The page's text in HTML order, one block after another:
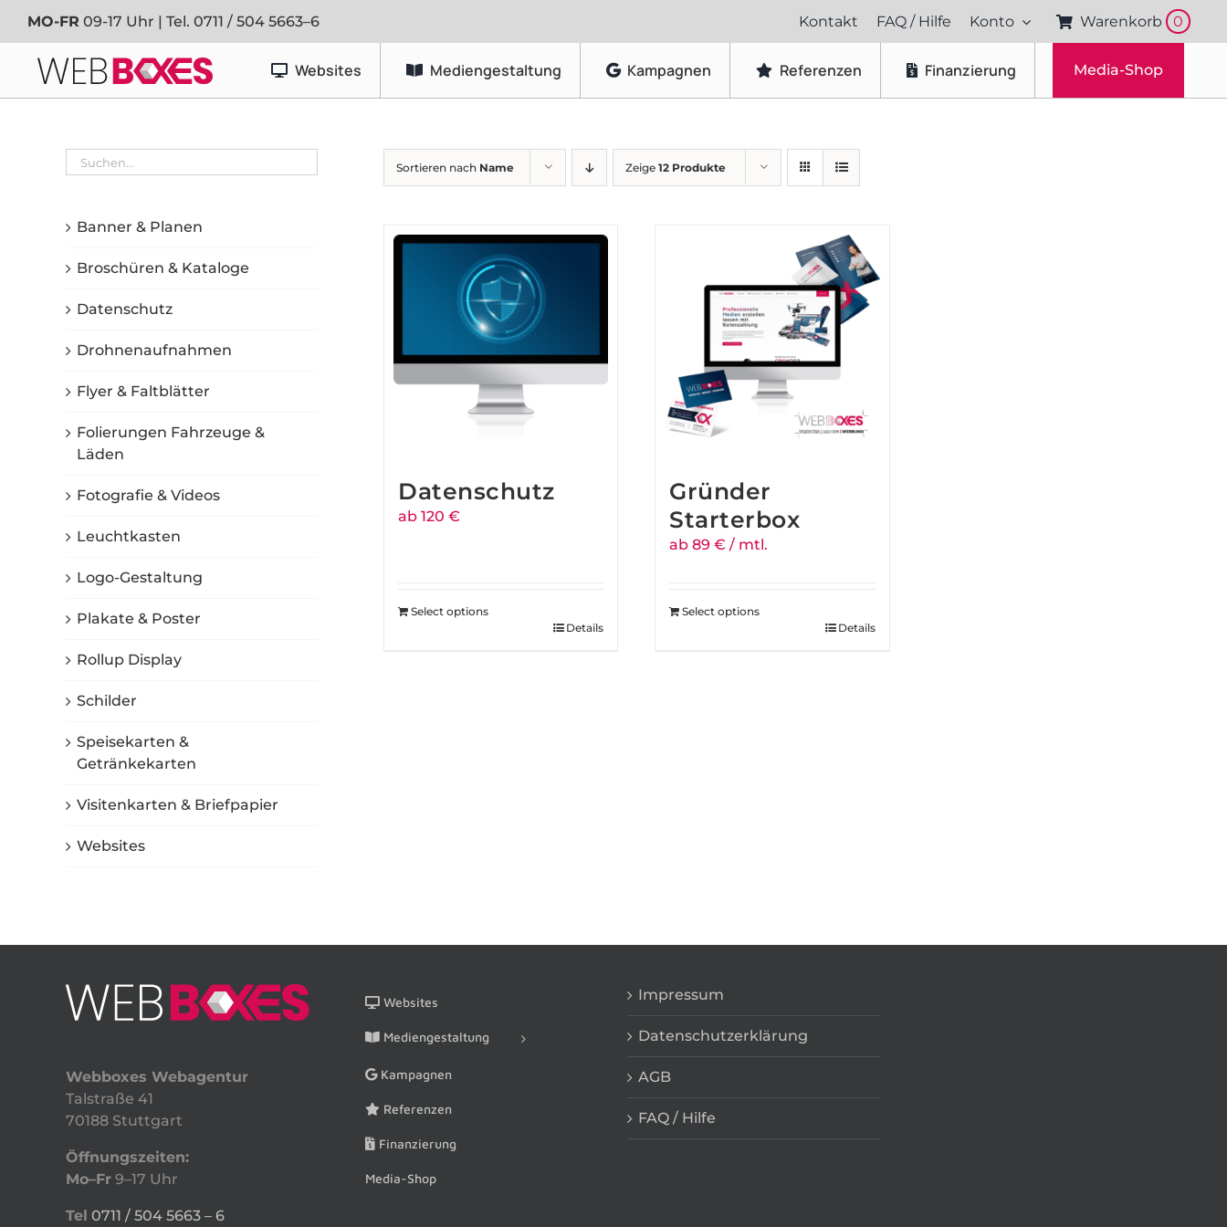
Inhalt
springen
MO-FR 09-17 Uhr | Tel. 0711 / 504 5663–6 Kontakt FAQ / Hilfe Konto Warenkorb 0
Websites Mediengestaltung
Werbetechnik
Fahrzeugfolierung
Grafikdesign
Logo-Gestaltung
Flyer & Faltblätter
Broschüren & Kataloge
Speisekarten & Getränkekarten
Plakate & Poster
Produktfotografie
Drohnenaufnahmen
Kampagnen Referenzen Finanzierung Media-Shop
Sortieren nach Name Zeige 12 Produkte
Datenschutz
ab 120 €
Select options
Details
Gründer
Starterbox
ab 89 € / mtl.
Select options
Details
Banner & Planen
Broschüren & Kataloge
Datenschutz
Drohnenaufnahmen
Flyer & Faltblätter
Folierungen Fahrzeuge &
Läden
Fotografie & Videos
Leuchtkasten
Logo-Gestaltung
Plakate & Poster
Rollup Display
Schilder
Speisekarten &
Getränkekarten
Visitenkarten & Briefpapier
Websites
Webboxes Webagentur
Talstraße 41
70188 Stuttgart
Öffnungszeiten:
Mo–Fr 9–17 Uhr
Tel 0711 / 504 5663 – 6
Websites
Mediengestaltung
Kampagnen
Referenzen
Finanzierung
Media-Shop
Impressum
Datenschutzerklärung
AGB
FAQ / Hilfe